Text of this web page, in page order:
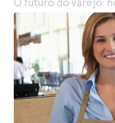
O futuro do varejo: